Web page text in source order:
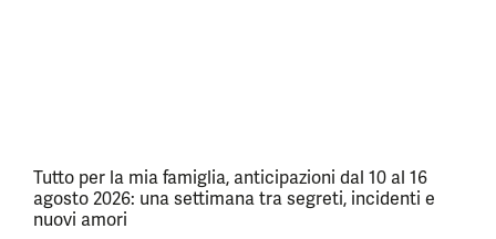
Tutto per la mia famiglia, anticipazioni dal 10 al 16
agosto 2026: una settimana tra segreti, incidenti e
nuovi amori